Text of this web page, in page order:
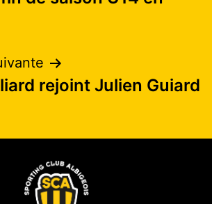
rejoint Julien Guiard